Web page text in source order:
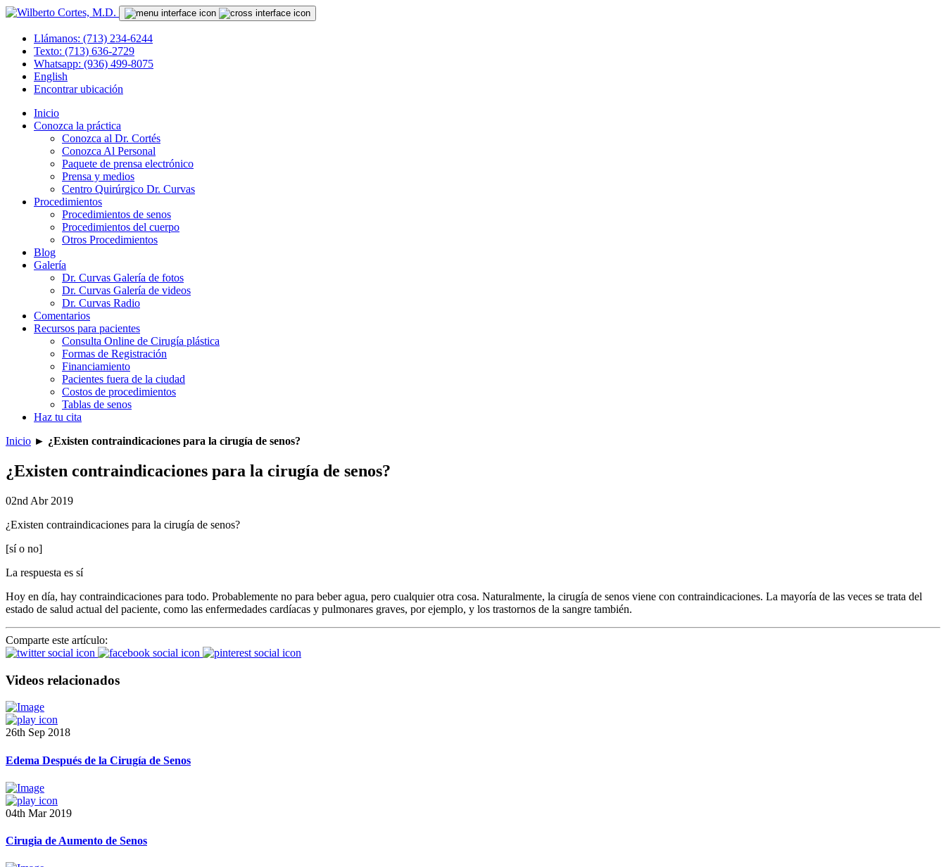
Llámanos: (713) 234-6244
Texto: (713) 636-2729
Whatsapp: (936) 499-8075
English
Encontrar ubicación
Inicio
Conozca la práctica
Conozca al Dr. Cortés
Conozca Al Personal
Paquete de prensa electrónico
Prensa y medios
Centro Quirúrgico Dr. Curvas
Procedimientos
Procedimientos de senos
Procedimientos del cuerpo
Otros Procedimientos
Blog
Galería
Dr. Curvas Galería de fotos
Dr. Curvas Galería de videos
Dr. Curvas Radio
Comentarios
Recursos para pacientes
Consulta Online de Cirugía plástica
Formas de Registración
Financiamiento
Pacientes fuera de la ciudad
Costos de procedimientos
Tablas de senos
Haz tu cita
Inicio ► ¿Existen contraindicaciones para la cirugía de senos?
¿Existen contraindicaciones para la cirugía de senos?
02nd Abr 2019
¿Existen contraindicaciones para la cirugía de senos?
[sí o no]
La respuesta es sí
Hoy en día, hay contraindicaciones para todo. Probablemente no para beber agua, pero cualquier otra cosa. Naturalmente, la cirugía de senos viene con contraindicaciones. La mayoría de las veces se trata del
estado de salud actual del paciente, como las enfermedades cardíacas y pulmonares graves, por ejemplo, y los trastornos de la sangre también.
Comparte este artículo:
Videos relacionados
26th Sep 2018
Edema Después de la Cirugía de Senos
04th Mar 2019
Cirugia de Aumento de Senos